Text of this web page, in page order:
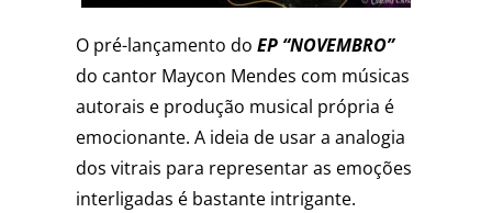
O pré-lançamento do EP “NOVEMBRO”
do cantor Maycon Mendes com músicas
autorais e produção musical própria é
emocionante. A ideia de usar a analogia
dos vitrais para representar as emoções
interligadas é bastante intrigante.